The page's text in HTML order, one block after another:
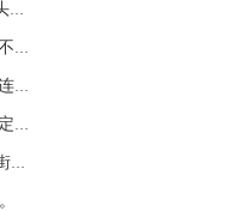
老古点金：黄金4452空到4430下车爽歪歪空头蠢蠢欲动！
李槿：1/7黄金日内多空双杀收割！4475上方不追多！
李槿：1/7交易不靠运气靠节奏！黄金多空三连胜收官！
李槿：1/8黄金冲高回落震荡修正！日内4478定强弱！
覆盖220+国家和地区、1700个城市，高德扫街榜成为全球生